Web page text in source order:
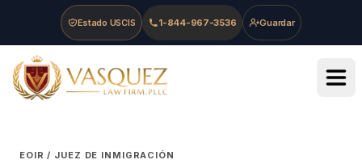
Skip to main content
Skip to navigation
Skip to footer
Estado USCIS 1-844-967-3536 Guardar
Vasquez Law Firm - Home
EOIR / JUEZ DE INMIGRACIÓN